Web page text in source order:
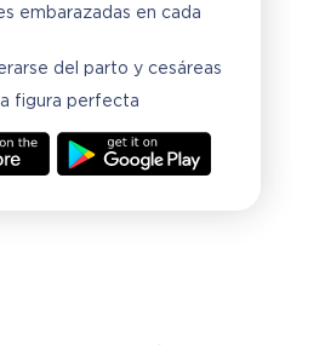
embarazadas en cada
del parto y cesáreas
figura perfecta